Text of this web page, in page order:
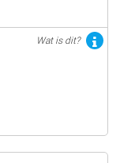
Wat is dit?